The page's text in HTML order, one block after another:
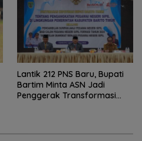
Lantik 212 PNS Baru, Bupati
Bartim Minta ASN Jadi
Penggerak Transformasi